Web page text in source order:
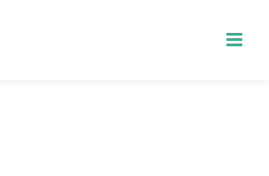
E DESIGNACAO